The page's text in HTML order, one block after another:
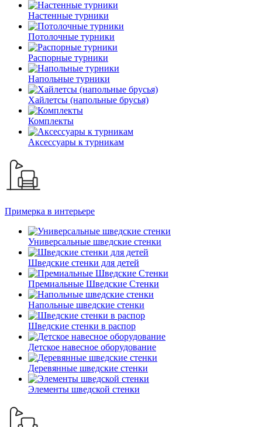
Настенные турники
Потолочные турники
Распорные турники
Напольные турники
Хайлетсы (напольные брусья)
Комплекты
Аксессуары к турникам
Примерка в интерьере
Универсальные шведские стенки
Шведские стенки для детей
Премиальные Шведские Стенки
Напольные шведские стенки
Шведские стенки в распор
Детское навесное оборудование
Деревянные шведские стенки
Элементы шведской стенки